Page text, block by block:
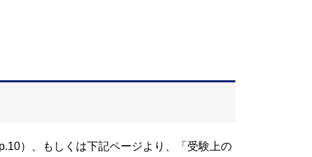
）、もしくは下記ページより、「受験上の